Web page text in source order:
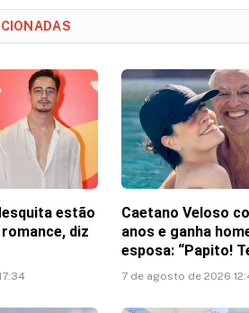
estão
diz
Caetano Veloso
anos e ganha
esposa: “Papito!
7 de agosto de 2026